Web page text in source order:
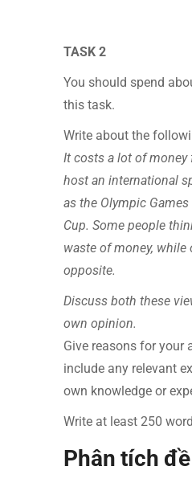
TASK 2
You should spend
this task.
Write about the
It costs a lot of money
host an international
as the Olympic
Cup. Some people
waste of money, while
opposite.
Discuss both these
own opinion.
Give reasons for your
include any relevant
own knowledge or
Write at least 250
Phân tích